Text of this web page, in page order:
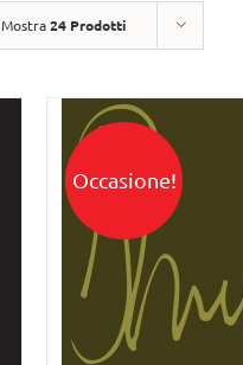
Mostra24 Prodotti
Occasione!